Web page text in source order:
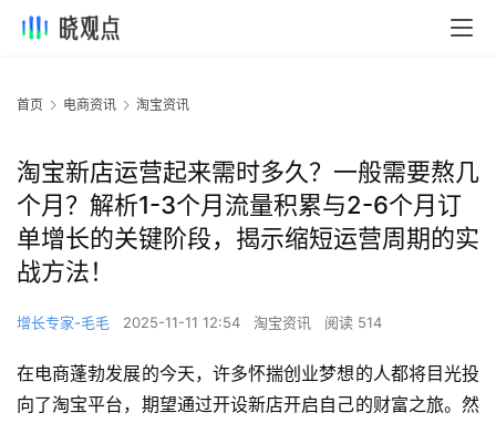
首页 电商资讯 淘宝资讯
淘宝新店运营起来需时多久？一般需要熬几
个月？解析1-3个月流量积累与2-6个月订
单增长的关键阶段，揭示缩短运营周期的实
战方法！
增长专家-毛毛 2025-11-11 12:54 淘宝资讯 阅读 514
在电商蓬勃发展的今天，许多怀揣创业梦想的人都将目光投
向了淘宝平台，期望通过开设新店开启自己的财富之旅。然